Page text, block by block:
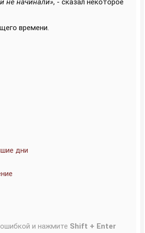
не начинали», - сказал некоторое
времени.
дни
и нажмите Shift + Enter